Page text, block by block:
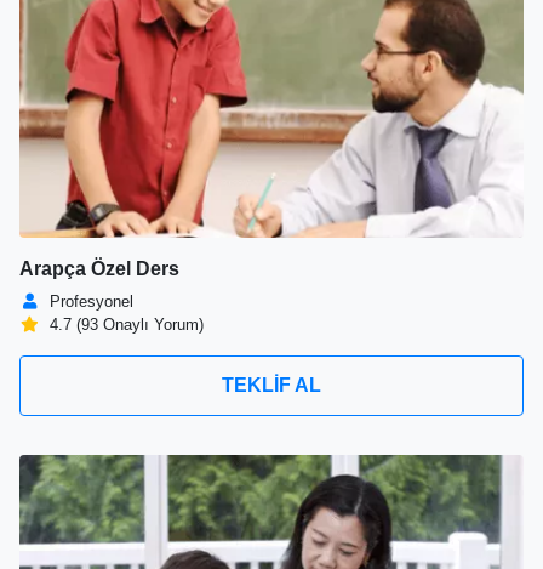
Arapça Özel Ders
Profesyonel
4.7 (93 Onaylı Yorum)
TEKLİF AL